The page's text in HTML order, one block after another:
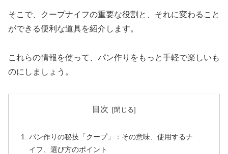
そこで、クープナイフの重要な役割と、それに変わること
ができる便利な道具を紹介します。
これらの情報を使って、パン作りをもっと手軽で楽しいも
のにしましょう。
目次
パン作りの秘技「クープ」：その意味、使用するナ
イフ、選び方のポイント